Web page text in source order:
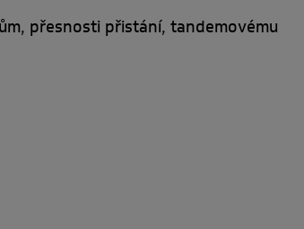
přesnosti přistání, tandemovému